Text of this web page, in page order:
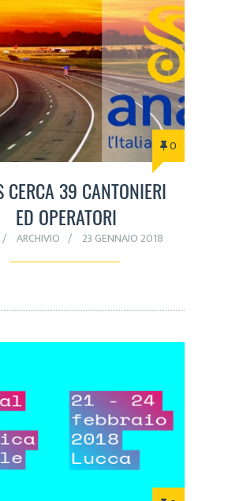
0
CERCA 39 CANTONIERI
ED OPERATORI
ARCHIVIO 23 GENNAIO 2018